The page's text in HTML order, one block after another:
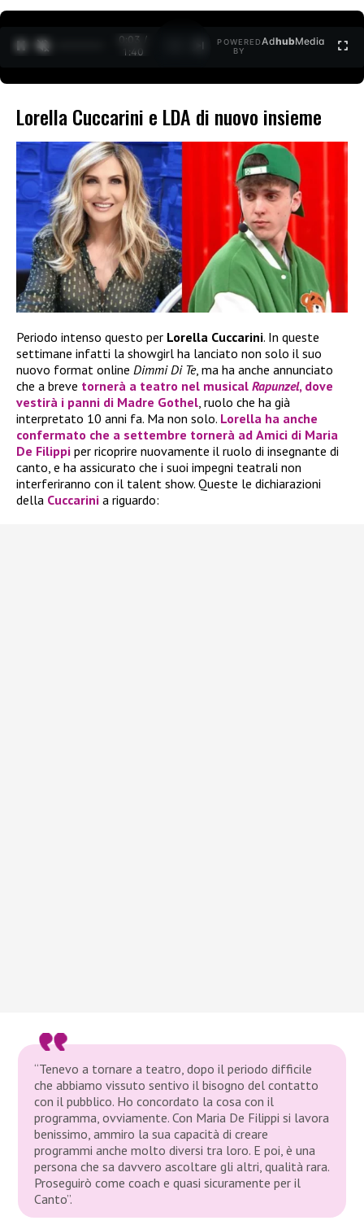
0:04 /
1:40
POWERED
BY
AdhubMedia
Lorella Cuccarini e LDA di nuovo insieme
Periodo intenso questo per Lorella Cuccarini. In queste
settimane infatti la showgirl ha lanciato non solo il suo
nuovo format online Dimmi Di Te, ma ha anche annunciato
che a breve tornerà a teatro nel musical Rapunzel, dove
vestirà i panni di Madre Gothel, ruolo che ha già
interpretato 10 anni fa. Ma non solo. Lorella ha anche
confermato che a settembre tornerà ad Amici di Maria
De Filippi per ricoprire nuovamente il ruolo di insegnante di
canto, e ha assicurato che i suoi impegni teatrali non
interferiranno con il talent show. Queste le dichiarazioni
della Cuccarini a riguardo:
“Tenevo a tornare a teatro, dopo il periodo difficile
che abbiamo vissuto sentivo il bisogno del contatto
con il pubblico. Ho concordato la cosa con il
programma, ovviamente. Con Maria De Filippi si lavora
benissimo, ammiro la sua capacità di creare
programmi anche molto diversi tra loro. E poi, è una
persona che sa davvero ascoltare gli altri, qualità rara.
Proseguirò come coach e quasi sicuramente per il
Canto”.